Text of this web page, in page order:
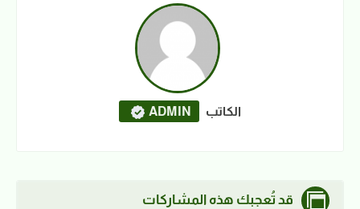
الكاتب ADMIN
قد تُعجبك هذه المشاركات